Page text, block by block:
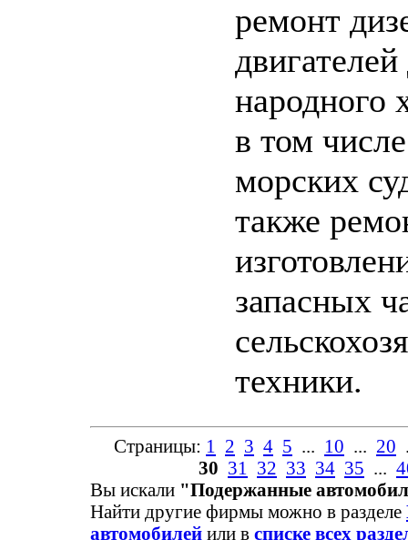
ремонт
народного
в том
морских
также
запасных
техники.
Страницы: 1 2 3 4 5 ... 10 ... 20
30 31 32 33 34 35 ...
Вы искали "Подержанные
Найти другие фирмы можно в разделе
автомобилей или в списке всех